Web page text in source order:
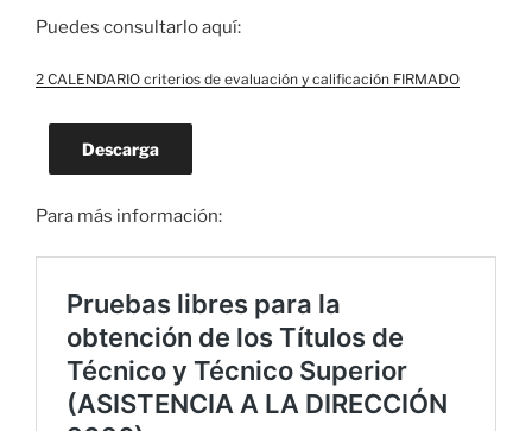
Puedes consultarlo aquí:
2 CALENDARIO criterios de evaluación y calificación FIRMADO
Descarga
Para más información: